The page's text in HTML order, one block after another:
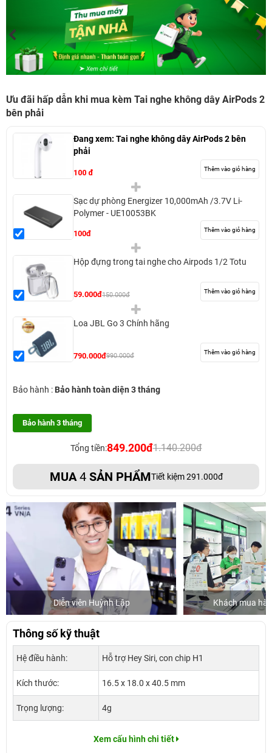
Ưu đãi hấp dẫn khi mua kèm Tai nghe không dây AirPods 2
bên phải
Đang xem: Tai nghe không dây AirPods 2 bên
phải
100 đ Thêm vào giỏ hàng
Sạc dự phòng Energizer 10,000mAh /3.7V Li-
Polymer - UE10053BK
100đ Thêm vào giỏ hàng
Hộp đựng trong tai nghe cho Airpods 1/2 Totu
59.000đ150.000đ Thêm vào giỏ hàng
Loa JBL Go 3 Chính hãng
790.000đ990.000đ Thêm vào giỏ hàng
Bảo hành : Bảo hành toàn diện 3 tháng
Bảo hành 3 tháng
Tổng tiền:849.200đ1.140.200đ
MUA4SẢN PHẨMTiết kiệm 291.000đ
Diễn viên Huỳnh Lập Khách mua
Thông số kỹ thuật
Hệ điều hành: Hỗ trợ Hey Siri, con chip H1
Kích thước: 16.5 x 18.0 x 40.5 mm
Trọng lượng: 4g
Xem cấu hình chi tiết